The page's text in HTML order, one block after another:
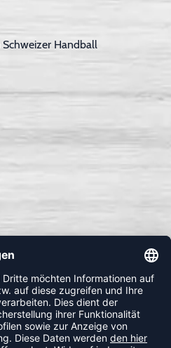
Handball